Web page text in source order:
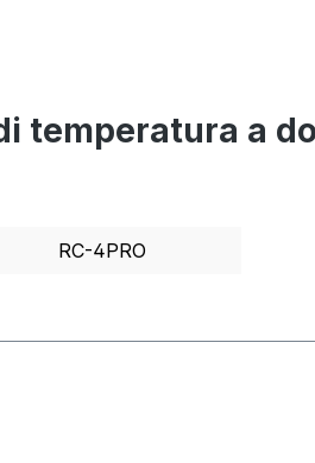
temperatura a
RC-4PRO